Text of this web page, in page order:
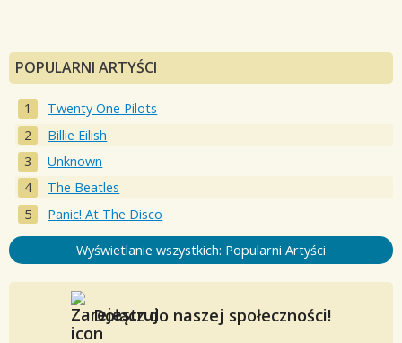
POPULARNI ARTYŚCI
Twenty One Pilots
Billie Eilish
Unknown
The Beatles
Panic! At The Disco
Wyświetlanie wszystkich: Popularni Artyści
Dołącz do naszej społeczności!